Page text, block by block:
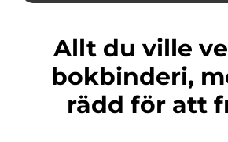
Allt du ville veta om
bokbinderi,
rädd för att